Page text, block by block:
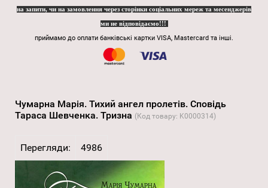
на запити, чи на замовлення через сторінки соціальних мереж та месенджерів
ми не відповідаємо!!!
приймамо до оплати банківські картки VISA, Mastercard та інші.
Чумарна Марія. Тихий ангел пролетів. Сповідь
Тараса Шевченка. Тризна (Код товару: K0000314)
Перегляди: 4986